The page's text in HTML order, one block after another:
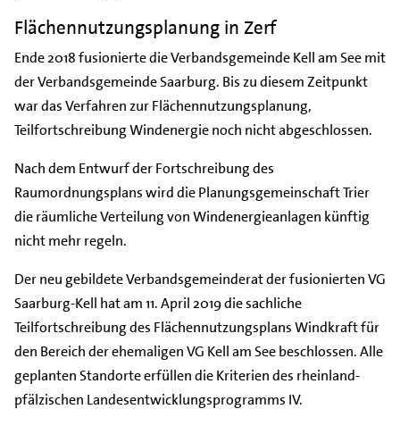
Flächennutzungsplanung in Zerf
Ende 2018 fusionierte die Verbandsgemeinde Kell am See mit
der Verbandsgemeinde Saarburg. Bis zu diesem Zeitpunkt
war das Verfahren zur Flächennutzungsplanung,
Teilfortschreibung Windenergie noch nicht abgeschlossen.
Nach dem Entwurf der Fortschreibung des
Raumordnungsplans wird die Planungsgemeinschaft Trier
die räumliche Verteilung von Windenergieanlagen künftig
nicht mehr regeln.
Der neu gebildete Verbandsgemeinderat der fusionierten VG
Saarburg-Kell hat am 11. April 2019 die sachliche
Teilfortschreibung des Flächennutzungsplans Windkraft für
den Bereich der ehemaligen VG Kell am See beschlossen. Alle
geplanten Standorte erfüllen die Kriterien des rheinland-
pfälzischen Landesentwicklungsprogramms IV.